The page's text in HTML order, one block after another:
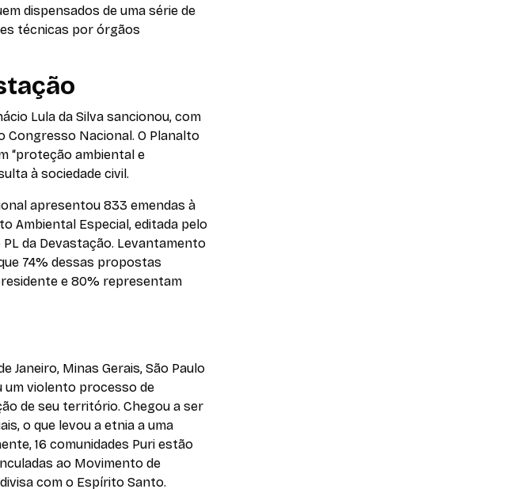
dispensados de uma série de
técnicas por órgãos
Lula da Silva sancionou, com
Congresso Nacional. O Planalto
“proteção ambiental e
à sociedade civil.
apresentou 833 emendas à
Ambiental Especial, editada pelo
da Devastação. Levantamento
74% dessas propostas
e 80% representam
Janeiro, Minas Gerais, São Paulo
um violento processo de
de seu território. Chegou a ser
o que levou a etnia a uma
16 comunidades Puri estão
ao Movimento de
com o Espírito Santo.